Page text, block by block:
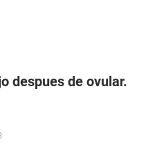
despues de ovular.